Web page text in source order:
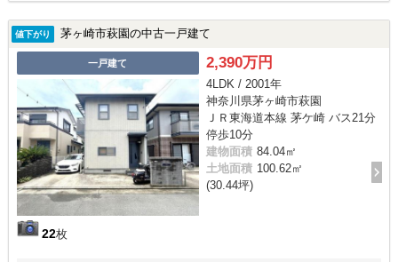
値下がり 茅ヶ崎市萩園の中古一戸建て
一戸建て
22枚
2,390万円
4LDK / 2001年
神奈川県茅ヶ崎市萩園
ＪＲ東海道本線 茅ケ崎 バス21分
停歩10分
建物面積 84.04㎡
土地面積 100.62㎡
(30.44坪)